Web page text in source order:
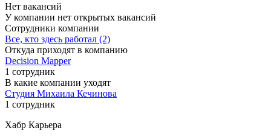
Нет вакансий
У компании нет открытых вакансий
Сотрудники компании
Все, кто здесь работал (2)
Откуда приходят в компанию
Decision Mapper
1 сотрудник
В какие компании уходят
Студия Михаила Кечинова
1 сотрудник
Хабр Карьера